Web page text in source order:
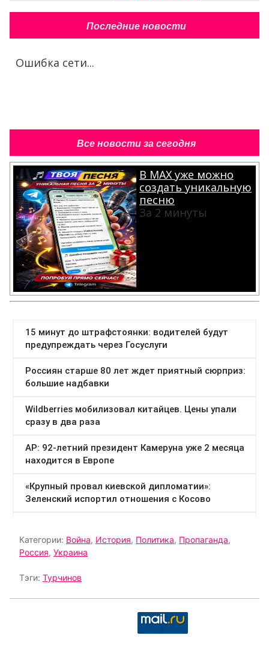
Последние новости
Ошибка сети...
Все новости за сегодня
В MAX уже можно
создать уникальную
песню
За 2 минуты
Категории: Война, История, Политика, Пропаганда,
Россия, Украина
Тэги: Турчинов